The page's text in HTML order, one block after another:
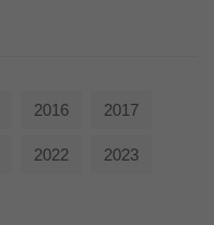
2016 2017
2022 2023